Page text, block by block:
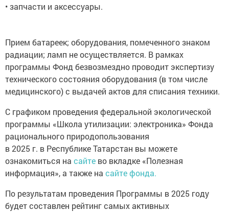
• запчасти и аксессуары.
Прием батареек; оборудования, помеченного знаком
радиации; ламп не осуществляется. В рамках
программы Фонд безвозмездно проводит экспертизу
технического состояния оборудования (в том числе
медицинского) с выдачей актов для списания техники.
С графиком проведения федеральной экологической
программы «Школа утилизации: электроника» Фонда
рационального природопользования
в 2025 г. в Республике Татарстан вы можете
ознакомиться на сайте во вкладке «Полезная
информация», а также на сайте фонда.
По результатам проведения Программы в 2025 году
будет составлен рейтинг самых активных